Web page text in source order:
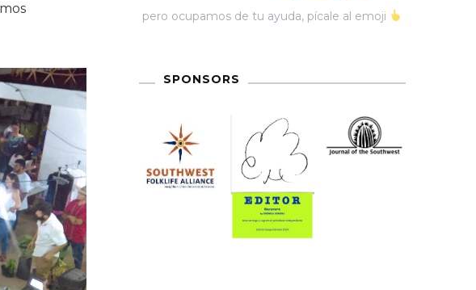
pero ocupamos de tu ayuda, pícale al emoji
SPONSORS